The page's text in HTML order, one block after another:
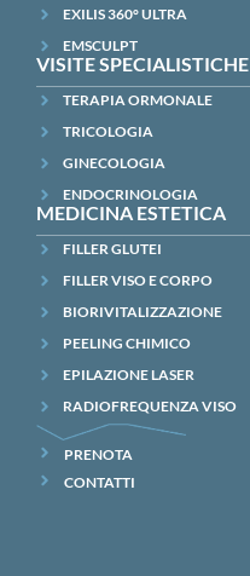
EXILIS 360° ULTRA
EMSCULPT
VISITE SPECIALISTICHE
TERAPIA ORMONALE
TRICOLOGIA
GINECOLOGIA
ENDOCRINOLOGIA
MEDICINA ESTETICA
FILLER GLUTEI
FILLER VISO E CORPO
BIORIVITALIZZAZIONE
PEELING CHIMICO
EPILAZIONE LASER
RADIOFREQUENZA VISO
PRENOTA
CONTATTI